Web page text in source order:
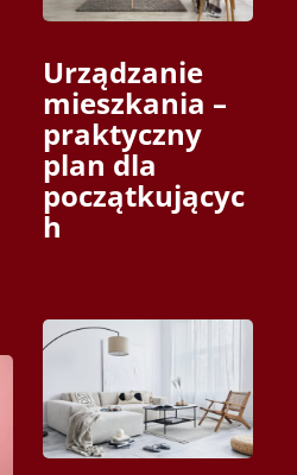
Urządzanie
mieszkania –
praktyczny
plan dla
początkującyc
h